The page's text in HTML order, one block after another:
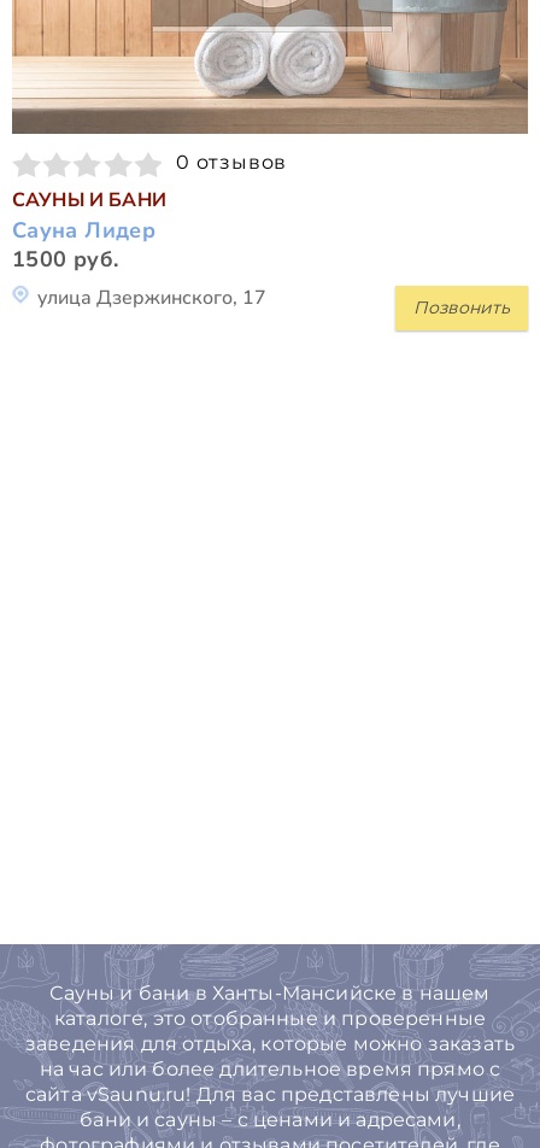
0 отзывов
САУНЫ И БАНИ
Сауна Лидер
1500 руб.
Позвонить
улица Дзержинского, 17
Сауны и бани в Ханты-Мансийске в нашем
каталоге, это отобранные и проверенные
заведения для отдыха, которые можно заказать
на час или более длительное время прямо с
сайта vSaunu.ru! Для вас представлены лучшие
бани и сауны – с ценами и адресами,